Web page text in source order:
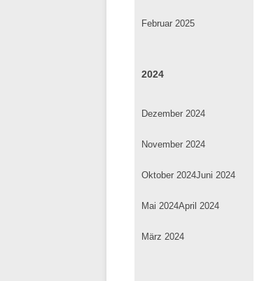
Februar 2025
2024
Dezember 2024
November 2024
Oktober 2024Juni 2024
Mai 2024April 2024
März 2024